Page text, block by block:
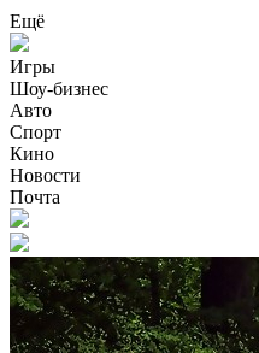
Ещё
Игры
Шоу-бизнес
Авто
Спорт
Кино
Новости
Почта